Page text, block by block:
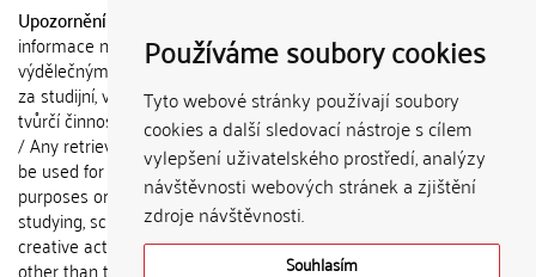
Používáme soubory cookies
Tyto webové stránky používají soubory
cookies a další sledovací nástroje s cílem
vylepšení uživatelského prostředí, analýzy
návštěvnosti webových stránek a zjištění
zdroje návštěvnosti.
Souhlasím
Upozornění / Notice:
informace nemohou být použity k
výdělečným účelům nebo vydávány
za studijní, vědeckou nebo jinou
tvůrčí činnost jiné osoby než autora.
/ Any retrieved information shall not
be used for any commercial
purposes or claimed as results of
studying, scientific or any other
creative activities of any person
other than the author.